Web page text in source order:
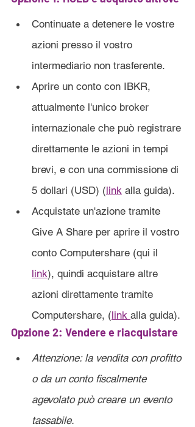
Continuate a detenere le vostre
azioni presso il vostro
intermediario non trasferente.
Aprire un conto con IBKR,
attualmente l'unico broker
internazionale che può registrare
direttamente le azioni in tempi
brevi, e con una commissione di
5 dollari (USD) (link alla guida).
Acquistate un'azione tramite
Give A Share per aprire il vostro
conto Computershare (qui il
link), quindi acquistare altre
azioni direttamente tramite
Computershare, (link alla guida).
Opzione 2: Vendere e riacquistare
Attenzione: la vendita con profitto
o da un conto fiscalmente
agevolato può creare un evento
tassabile.